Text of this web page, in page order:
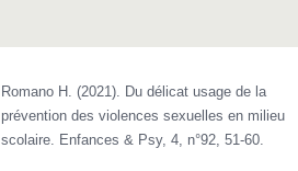
Romano H. (2021). Du délicat usage de la
prévention des violences sexuelles en milieu
scolaire. Enfances & Psy, 4, n°92, 51-60.